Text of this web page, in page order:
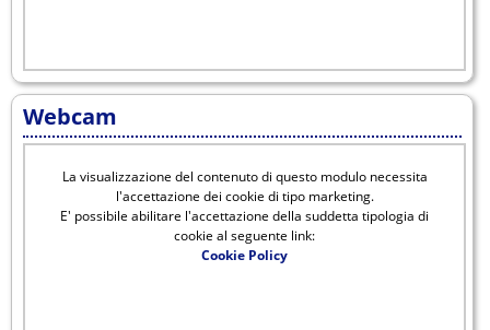
Webcam
La visualizzazione del contenuto di questo modulo necessita
l'accettazione dei cookie di tipo marketing.
E' possibile abilitare l'accettazione della suddetta tipologia di
cookie al seguente link:
Cookie Policy